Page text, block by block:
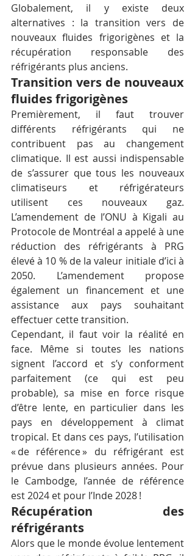
Globalement, il y existe deux
alternatives : la transition vers de
nouveaux fluides frigorigènes et la
récupération responsable des
réfrigérants plus anciens.
Transition vers de nouveaux
fluides frigorigènes
Premièrement, il faut trouver
différents réfrigérants qui ne
contribuent pas au changement
climatique. Il est aussi indispensable
de s’assurer que tous les nouveaux
climatiseurs et réfrigérateurs
utilisent ces nouveaux gaz.
L’amendement de l’ONU à Kigali au
Protocole de Montréal a appelé à une
réduction des réfrigérants à PRG
élevé à 10 % de la valeur initiale d’ici à
2050. L’amendement propose
également un financement et une
assistance aux pays souhaitant
effectuer cette transition.
Cependant, il faut voir la réalité en
face. Même si toutes les nations
signent l’accord et s’y conforment
parfaitement (ce qui est peu
probable), sa mise en force risque
d’être lente, en particulier dans les
pays en développement à climat
tropical. Et dans ces pays, l’utilisation
« de référence » du réfrigérant est
prévue dans plusieurs années. Pour
le Cambodge, l’année de référence
est 2024 et pour l’Inde 2028 !
Récupération des
réfrigérants
Alors que le monde évolue lentement